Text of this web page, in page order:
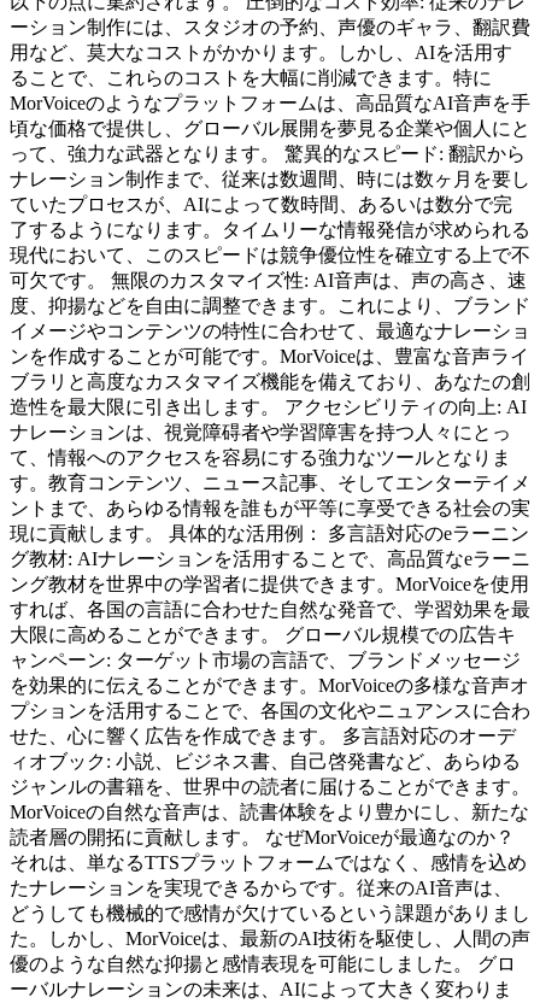
ーション制作には、スタジオの予約、声優のギャラ、翻訳費
用など、莫大なコストがかかります。しかし、AIを活用す
ることで、これらのコストを大幅に削減できます。特に
MorVoiceのようなプラットフォームは、高品質なAI音声を手
頃な価格で提供し、グローバル展開を夢見る企業や個人にと
って、強力な武器となります。 驚異的なスピード: 翻訳から
ナレーション制作まで、従来は数週間、時には数ヶ月を要し
ていたプロセスが、AIによって数時間、あるいは数分で完
了するようになります。タイムリーな情報発信が求められる
現代において、このスピードは競争優位性を確立する上で不
可欠です。 無限のカスタマイズ性: AI音声は、声の高さ、速
度、抑揚などを自由に調整できます。これにより、ブランド
イメージやコンテンツの特性に合わせて、最適なナレーショ
ンを作成することが可能です。MorVoiceは、豊富な音声ライ
ブラリと高度なカスタマイズ機能を備えており、あなたの創
造性を最大限に引き出します。 アクセシビリティの向上: AI
ナレーションは、視覚障碍者や学習障害を持つ人々にとっ
て、情報へのアクセスを容易にする強力なツールとなりま
す。教育コンテンツ、ニュース記事、そしてエンターテイメ
ントまで、あらゆる情報を誰もが平等に享受できる社会の実
現に貢献します。 具体的な活用例： 多言語対応のeラーニン
グ教材: AIナレーションを活用することで、高品質なeラーニ
ング教材を世界中の学習者に提供できます。MorVoiceを使用
すれば、各国の言語に合わせた自然な発音で、学習効果を最
大限に高めることができます。 グローバル規模での広告キ
ャンペーン: ターゲット市場の言語で、ブランドメッセージ
を効果的に伝えることができます。MorVoiceの多様な音声オ
プションを活用することで、各国の文化やニュアンスに合わ
せた、心に響く広告を作成できます。 多言語対応のオーデ
ィオブック: 小説、ビジネス書、自己啓発書など、あらゆる
ジャンルの書籍を、世界中の読者に届けることができます。
MorVoiceの自然な音声は、読書体験をより豊かにし、新たな
読者層の開拓に貢献します。 なぜMorVoiceが最適なのか？
それは、単なるTTSプラットフォームではなく、感情を込め
たナレーションを実現できるからです。従来のAI音声は、
どうしても機械的で感情が欠けているという課題がありまし
た。しかし、MorVoiceは、最新のAI技術を駆使し、人間の声
優のような自然な抑揚と感情表現を可能にしました。 グロ
ーバルナレーションの未来は、AIによって大きく変わりま